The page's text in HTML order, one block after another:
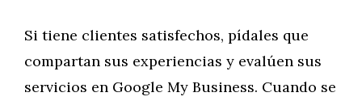
Si tiene clientes satisfechos, pídales que
compartan sus experiencias y evalúen sus
servicios en Google My Business. Cuando se